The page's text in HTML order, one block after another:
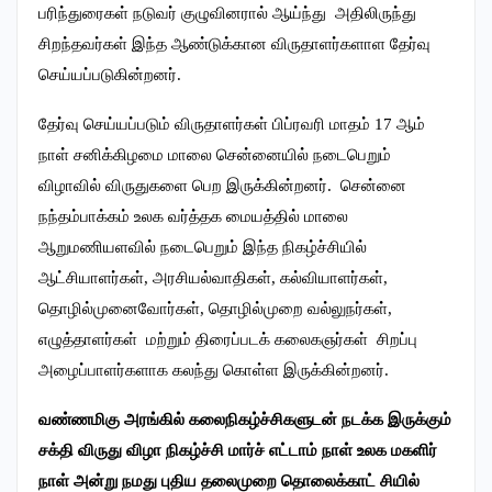
பரிந்துரைகள் நடுவர் குழுவினரால் ஆய்ந்து அதிலிருந்து
சிறந்தவர்கள் இந்த ஆண்டுக்கான விருதாளர்களாள தேர்வு
செய்யப்படுகின்றனர்.
தேர்வு செய்யப்படும் விருதாளர்கள் பிப்ரவரி மாதம் 17 ஆம்
நாள் சனிக்கிழமை மாலை சென்னையில் நடைபெறும்
விழாவில் விருதுகளை பெற இருக்கின்றனர். சென்னை
நந்தம்பாக்கம் உலக வர்த்தக மையத்தில் மாலை
ஆறுமணியளவில் நடைபெறும் இந்த நிகழ்ச்சியில்
ஆட்சியாளர்கள், அரசியல்வாதிகள், கல்வியாளர்கள்,
தொழில்முனைவோர்கள், தொழில்முறை வல்லுநர்கள்,
எழுத்தாளர்கள் மற்றும் திரைப்படக் கலைகஞர்கள் சிறப்பு
அழைப்பாளர்களாக கலந்து கொள்ள இருக்கின்றனர்.
வண்ணமிகு அரங்கில் கலைநிகழ்ச்சிகளுடன் நடக்க இருக்கும்
சக்தி விருது விழா நிகழ்ச்சி மார்ச் எட்டாம் நாள் உலக மகளிர்
நாள் அன்று நமது புதிய தலைமுறை தொலைக்காட் சியில்